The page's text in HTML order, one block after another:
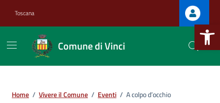
Apri la
Toscana
Comune di Vinci
Home / Vivere il Comune / Eventi / A colpo d’occhio